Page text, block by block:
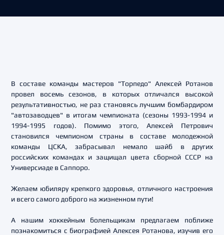
В составе команды мастеров "Торпедо" Алексей Ротанов
провел восемь сезонов, в которых отличался высокой
результативностью, не раз становясь лучшим бомбардиром
"автозаводцев" в итогам чемпионата (сезоны 1993-1994 и
1994-1995 годов). Помимо этого, Алексей Петрович
становился чемпионом страны в составе молодежной
команды ЦСКА, забрасывал немало шайб в других
российских командах и защищал цвета сборной СССР на
Универсиаде в Саппоро.
Желаем юбиляру крепкого здоровья, отличного настроения
и всего самого доброго на жизненном пути!
А нашим хоккейным болельщикам предлагаем поближе
познакомиться с биографией Алексея Ротанова, изучив его